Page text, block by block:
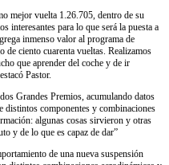
mejor vuelta 1.26.705, dentro de su
interesantes para lo que será la puesta a
inmenso valor al programa de
ciento cuarenta vueltas. Realizamos
que aprender del coche y de ir
Pastor.
Grandes Premios, acumulando datos
distintos componentes y combinaciones
algunas cosas sirvieron y otras
y de lo que es capaz de dar”
de una nueva suspensión